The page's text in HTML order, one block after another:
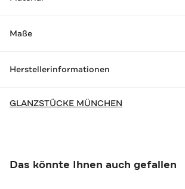
Maße
Herstellerinformationen
GLANZSTÜCKE MÜNCHEN
Das könnte Ihnen auch gefallen